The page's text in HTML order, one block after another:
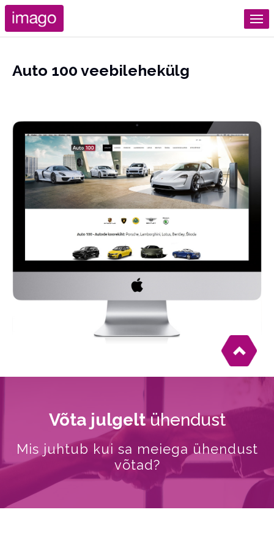
Auto 100 veebilehekülg
Võta julgeltühendust
Mis juhtub kui sa meiega ühendust
võtad?